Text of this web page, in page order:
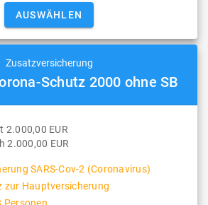
Zusatzversicherung
Schutz 2000 ohne SB
2.000,00 EUR
2.000,00 EUR
SARS-Cov-2 (Coronavirus)
zur Hauptversicherung